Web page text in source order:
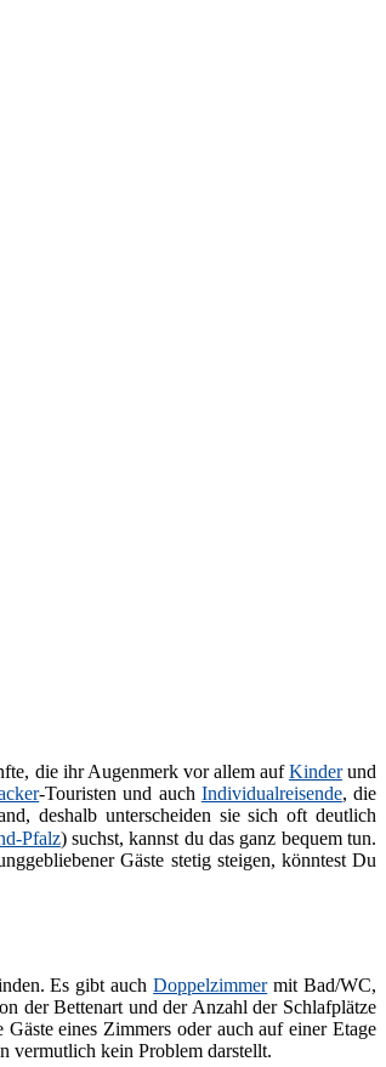
die ihr Augenmerk vor allem aufKinderund
-Touristen und auch Individualreisende, die
deshalb unterscheiden sie sich oft deutlich
Pfalz) suchst, kannst du das ganz bequem tun.
Gäste stetig steigen, könntest Du
Es gibt auchDoppelzimmermit Bad/WC,
der Bettenart und der Anzahl der Schlafplätze
eines Zimmers oder auch auf einer Etage
vermutlich kein Problem darstellt.